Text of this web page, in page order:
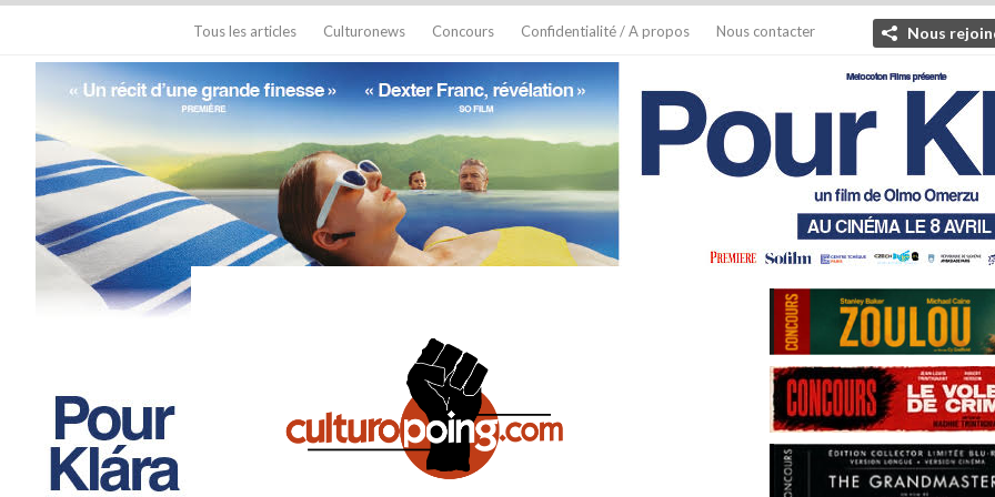
Tous les articles Culturonews Concours Confidentialité / A propos Nous contacter Nous